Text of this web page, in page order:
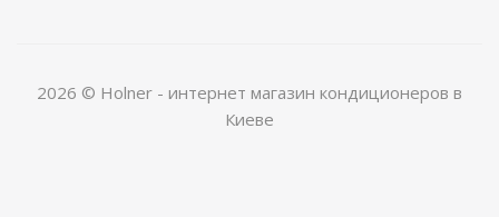
2026 © Holner - интернет магазин кондиционеров в
Киеве